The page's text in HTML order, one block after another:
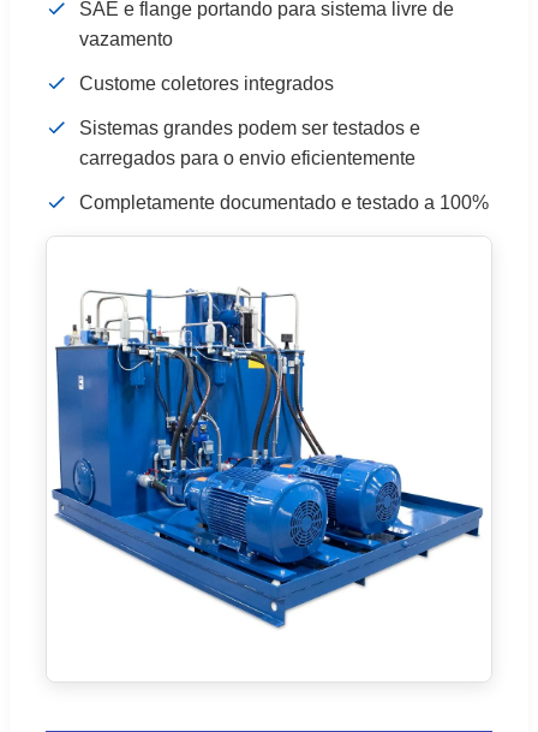
SAE e flange portando para sistema livre de
vazamento
Custome coletores integrados
Sistemas grandes podem ser testados e
carregados para o envio eficientemente
Completamente documentado e testado a 100%